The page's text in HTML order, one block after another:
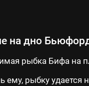
на дно
рыбка Бифа на
ему, рыбку